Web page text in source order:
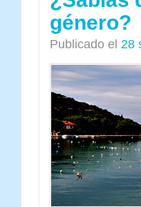
género?
Publicado el 28